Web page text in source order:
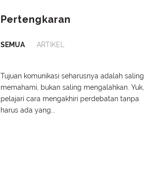
Pertengkaran
SEMUA ARTIKEL
Tujuan komunikasi seharusnya adalah saling
memahami, bukan saling mengalahkan. Yuk,
pelajari cara mengakhiri perdebatan tanpa
harus ada yang...